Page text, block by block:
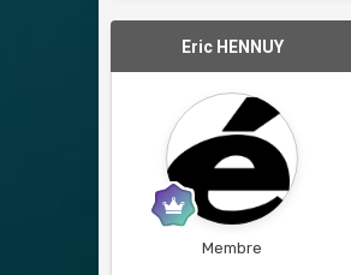
Eric HENNUY
Membre